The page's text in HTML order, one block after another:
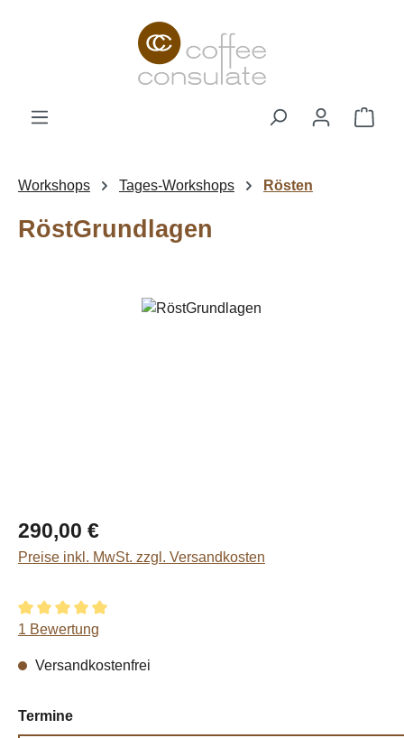
Zum Hauptinhalt springen
Workshops Tages-Workshops Rösten
RöstGrundlagen
Bildergalerie überspringen
Regulärer Preis:
290,00 €
Preise inkl. MwSt. zzgl. Versandkosten
Durchschnittliche Bewertung von 5 von 5 Sternen
1 Bewertung
Versandkostenfrei
Termineauswählen